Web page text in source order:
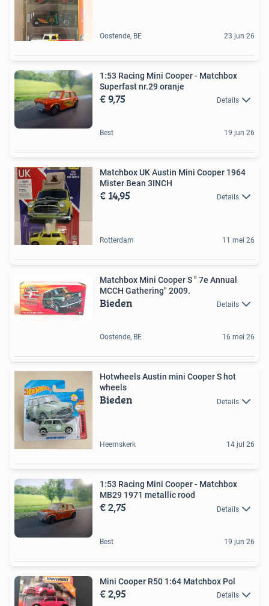
Oostende, BE 23 jun 26
1:53 Racing Mini Cooper - Matchbox
Superfast nr.29 oranje
€ 9,75 Details
Best 19 jun 26
Matchbox UK Austin Mini Cooper 1964
Mister Bean 3INCH
€ 14,95 Details
Rotterdam 11 mei 26
Matchbox Mini Cooper S " 7e Annual
MCCH Gathering" 2009.
Bieden Details
Oostende, BE 16 mei 26
Hotwheels Austin mini Cooper S hot
wheels
Bieden Details
Heemskerk 14 jul 26
1:53 Racing Mini Cooper - Matchbox
MB29 1971 metallic rood
€ 2,75 Details
Best 19 jun 26
Mini Cooper R50 1:64 Matchbox Pol
€ 2,95 Details